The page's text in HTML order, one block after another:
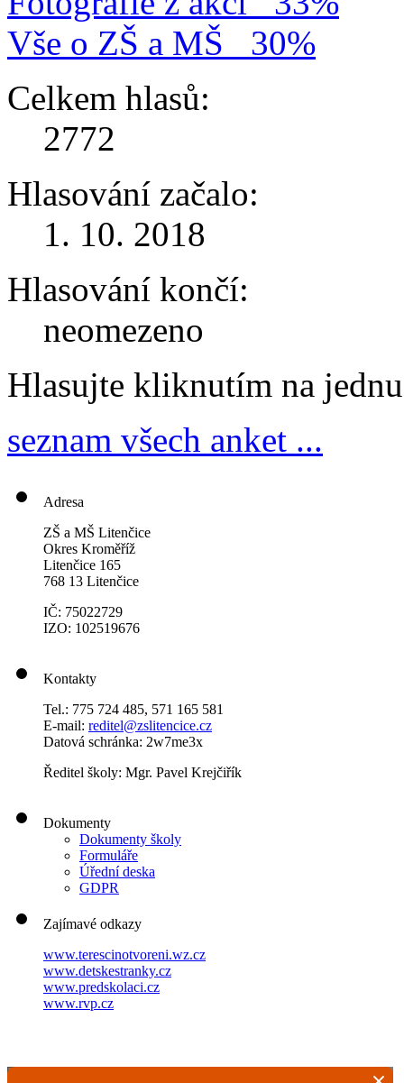
Vše o ZŠ a MŠ
30%
Celkem hlasů:
2772
Hlasování začalo:
1. 10. 2018
Hlasování končí:
neomezeno
Hlasujte kliknutím na
seznam všech anket ...
Adresa
ZŠ a MŠ Litenčice
Okres Kroměříž
Litenčice 165
768 13 Litenčice
IČ: 75022729
IZO: 102519676
Kontakty
Tel.: 775 724 485, 571 165 581
E-mail: reditel@zslitencice.cz
Datová schránka: 2w7me3x
Ředitel školy: Mgr. Pavel Krejčiřík
Dokumenty
Dokumenty školy
Formuláře
Úřední deska
GDPR
Zajímavé odkazy
www.terescinotvoreni.wz.cz
www.detskestranky.cz
www.predskolaci.cz
www.rvp.cz